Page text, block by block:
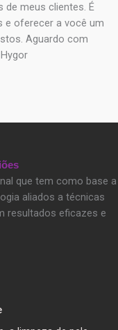
de meus clientes. É
e oferecer a você um
Aguardo com
que tem como base a
aliados a técnicas
resultados eficazes e